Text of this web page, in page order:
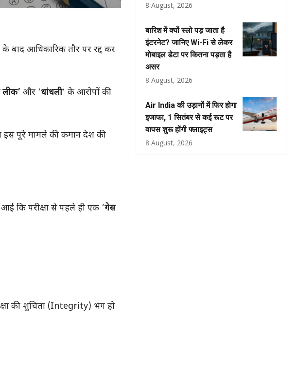
बाद आधिकारिक तौर पर रद्द कर
लीक’ और ‘धांधली‘ के आरोपों की
इस पूरे मामले की कमान देश की
कि परीक्षा से पहले ही एक ‘गेस
की शुचिता (Integrity) भंग हो
8 August, 2026
बारिश में क्यों स्लो पड़ जाता है
इंटरनेट? जानिए Wi-Fi से लेकर
मोबाइल डेटा पर कितना पड़ता है
असर
8 August, 2026
Air India की उड़ानों में फिर होगा
इजाफा, 1 सितंबर से कई रूट पर
वापस शुरू होंगी फ्लाइट्स
8 August, 2026